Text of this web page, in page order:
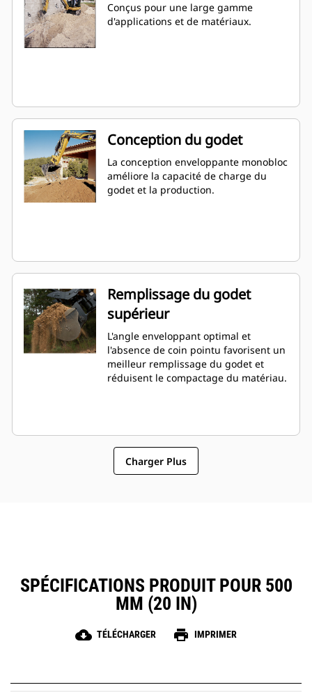
Conçus pour une large gamme
d'applications et de matériaux.
Conception du godet
La conception enveloppante monobloc
améliore la capacité de charge du
godet et la production.
Remplissage du godet
supérieur
L'angle enveloppant optimal et
l'absence de coin pointu favorisent un
meilleur remplissage du godet et
réduisent le compactage du matériau.
Charger Plus
SPÉCIFICATIONS PRODUIT POUR 500
MM (20 IN)
cloud_download TÉLÉCHARGER print IMPRIMER